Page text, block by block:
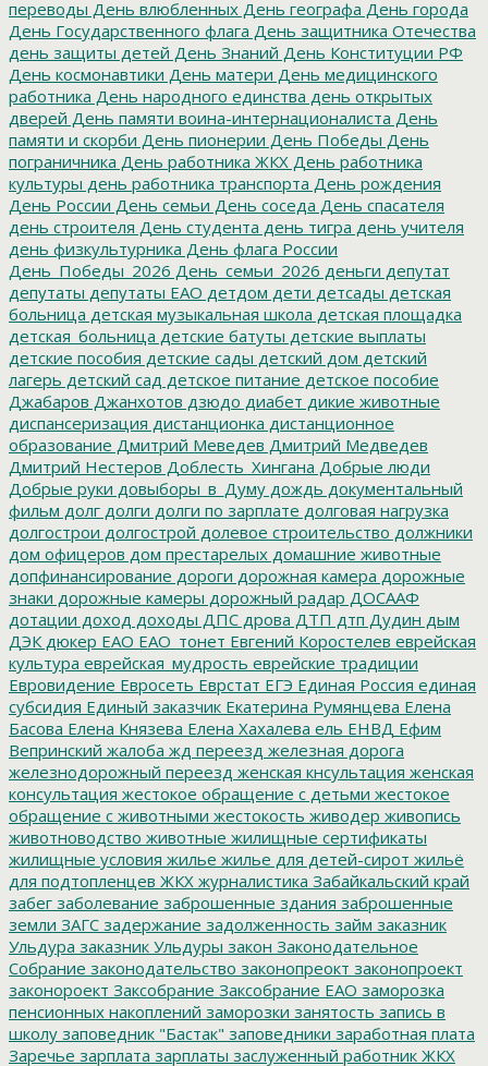
переводы День влюбленных День географа День города
День Государственного флага День защитника Отечества
день защиты детей День Знаний День Конституции РФ
День космонавтики День матери День медицинского
работника День народного единства день открытых
дверей День памяти воина-интернационалиста День
памяти и скорби День пионерии День Победы День
пограничника День работника ЖКХ День работника
культуры день работника транспорта День рождения
День России День семьи День соседа День спасателя
день строителя День студента день тигра день учителя
день физкультурника День флага России
День_Победы_2026 День_семьи_2026 деньги депутат
депутаты депутаты ЕАО детдом дети детсады детская
больница детская музыкальная школа детская площадка
детская_больница детские батуты детские выплаты
детские пособия детские сады детский дом детский
лагерь детский сад детское питание детское пособие
Джабаров Джанхотов дзюдо диабет дикие животные
диспансеризация дистанционка дистанционное
образование Дмитрий Меведев Дмитрий Медведев
Дмитрий Нестеров Доблесть_Хингана Добрые люди
Добрые руки довыборы_в_Думу дождь документальный
фильм долг долги долги по зарплате долговая нагрузка
долгострои долгострой долевое строительство должники
дом офицеров дом престарелых домашние животные
допфинансирование дороги дорожная камера дорожные
знаки дорожные камеры дорожный радар ДОСААФ
дотации доход доходы ДПС дрова ДТП дтп Дудин дым
ДЭК дюкер ЕАО ЕАО_тонет Евгений Коростелев еврейская
культура еврейская_мудрость еврейские традиции
Евровидение Евросеть Еврстат ЕГЭ Единая Россия единая
субсидия Единый заказчик Екатерина Румянцева Елена
Басова Елена Князева Елена Хахалева ель ЕНВД Ефим
Вепринский жалоба жд переезд железная дорога
железнодорожный переезд женская кнсультация женская
консультация жестокое обращение с детьми жестокое
обращение с животными жестокость живодер живопись
животноводство животные жилищные сертификаты
жилищные условия жилье жилье для детей-сирот жильё
для подтопленцев ЖКХ журналистика Забайкальский край
забег заболевание заброшенные здания заброшенные
земли ЗАГС задержание задолженность займ заказник
Ульдура заказник Ульдуры закон Законодательное
Собрание законодательство законопреокт законопроект
законороект Заксобрание Заксобрание ЕАО заморозка
пенсионных накоплений заморозки занятость запись в
школу заповедник "Бастак" заповедники заработная плата
Заречье зарплата зарплаты заслуженный работник ЖКХ